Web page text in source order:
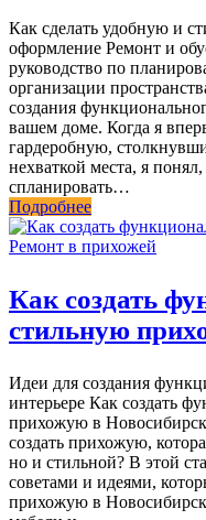
Как сделать удобную и
оформление Ремонт и
руководство по
организации
создания
вашем доме. Когда я
гардеробную,
нехваткой места, я
спланировать…
Подробнее
Ремонт в прихожей
Как создать
стильную
Идеи для создания
интерьере Как создать
прихожую в
создать прихожую,
но и стильной? В этой
советами и идеями,
прихожую в